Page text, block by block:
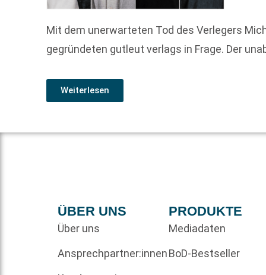
Mit dem unerwarteten Tod des Verlegers
gegründeten gutleut verlags in Frage. Der
Weiterlesen
ÜBER UNS
Über uns
Ansprechpartner:innen
PRODUKTE
Mediadaten
BoD-Bestseller